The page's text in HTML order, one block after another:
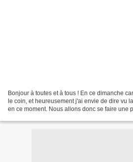
Bonjour à toutes et à tous ! En ce dimanche
le coin, et heureusement j'ai envie de dire vu
en ce moment. Nous allons donc se faire une